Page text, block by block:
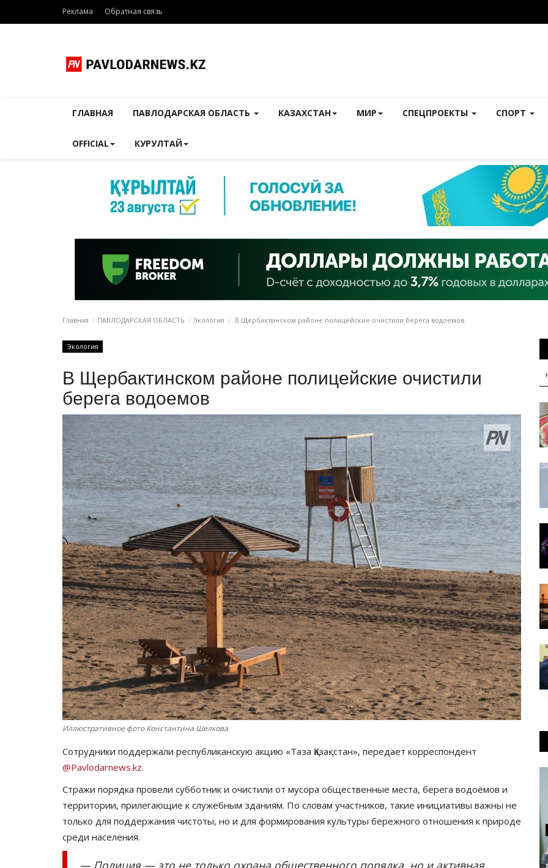
Реклама Обратная связь
ГЛАВНАЯ ПАВЛОДАРСКАЯ ОБЛАСТЬ КАЗАХСТАН МИР СПЕЦПРОЕКТЫ СПОРТ
OFFICIAL КУРУЛТАЙ
Главная ПАВЛОДАРСКАЯ ОБЛАСТЬ Экология В Щербактинском районе полицейские очистили берега водоемов
Экология
В Щербактинском районе полицейские очистили
берега водоемов
Иллюстративное фото Константина Шелкова
Сотрудники поддержали республиканскую акцию «Таза Қазақстан», передает корреспондент
@Pavlodarnews.kz.
Стражи порядка провели субботник и очистили от мусора общественные места, берега водоёмов и
территории, прилегающие к служебным зданиям. По словам участников, такие инициативы важны не
только для поддержания чистоты, но и для формирования культуры бережного отношения к природе
среди населения.
— Полиция — это не только охрана общественного порядка, но и активная